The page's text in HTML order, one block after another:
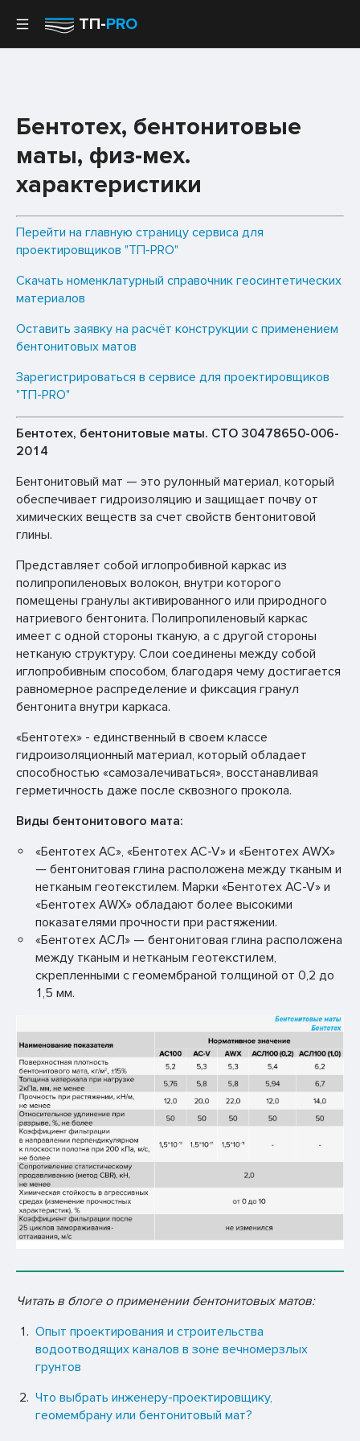
ТП-PRO
Бентотех, бентонитовые
маты, физ-мех.
характеристики
Перейти на главную страницу сервиса для
проектировщиков "ТП-PRO"
Скачать номенклатурный справочник геосинтетических
материалов
Оставить заявку на расчёт конструкции с применением
бентонитовых матов
Зарегистрироваться в сервисе для проектировщиков
"ТП-PRO"
Бентотех, бентонитовые маты. СТО 30478650-006-
2014
Бентонитовый мат — это рулонный материал, который
обеспечивает гидроизоляцию и защищает почву от
химических веществ за счет свойств бентонитовой
глины.
Представляет собой иглопробивной каркас из
полипропиленовых волокон, внутри которого
помещены гранулы активированного или природного
натриевого бентонита. Полипропиленовый каркас
имеет с одной стороны тканую, а с другой стороны
нетканую структуру. Слои соединены между собой
иглопробивным способом, благодаря чему достигается
равномерное распределение и фиксация гранул
бентонита внутри каркаса.
«Бентотех» - единственный в своем классе
гидроизоляционный материал, который обладает
способностью «самозалечиваться», восстанавливая
герметичность даже после сквозного прокола.
Виды бентонитового мата:
«Бентотех АС», «Бентотех AC-V» и «Бентотех AWX»
— бентонитовая глина расположена между тканым и
нетканым геотекстилем. Марки «Бентотех AC-V» и
«Бентотех AWX» обладают более высокими
показателями прочности при растяжении.
«Бентотех АСЛ» — бентонитовая глина расположена
между тканым и нетканым геотекстилем,
скрепленными с геомембраной толщиной от 0,2 до
1,5 мм.
Читать в блоге о применении бентонитовых матов:
Опыт проектирования и строительства
водоотводящих каналов в зоне вечномерзлых
грунтов
Что выбрать инженеру-проектировщику,
геомембрану или бентонитовый мат?